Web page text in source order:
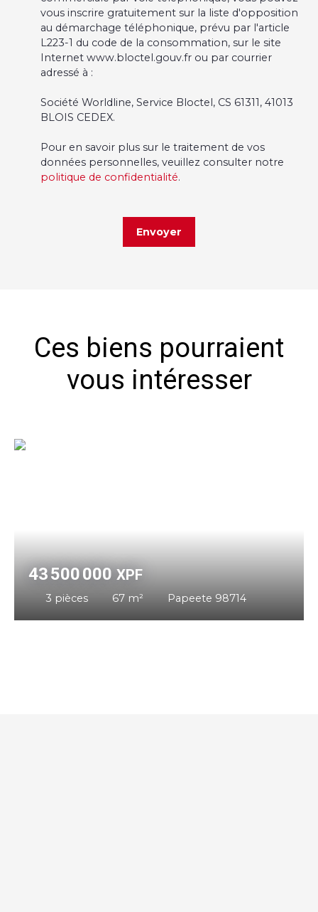
vous inscrire gratuitement sur la liste d'opposition
au démarchage téléphonique, prévu par l'article
L223-1 du code de la consommation, sur le site
Internet www.bloctel.gouv.fr ou par courrier
adressé à :
Société Worldline, Service Bloctel, CS 61311, 41013
BLOIS CEDEX.
Pour en savoir plus sur le traitement de vos
données personnelles, veuillez consulter notre
politique de confidentialité.
Envoyer
Ces biens pourraient
vous intéresser
43 500 000XPF
3 pièces 67 m² Papeete 98714